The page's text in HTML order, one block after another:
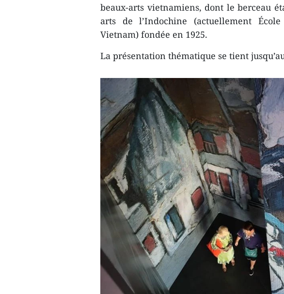
beaux-arts vietnamiens, dont le berceau
arts de l’Indochine (actuellement
Vietnam) fondée en 1925.
La présentation thématique se tient